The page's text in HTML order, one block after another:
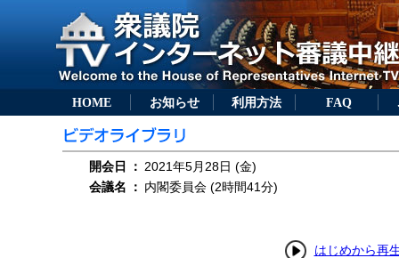
HOME お知らせ 利用方法 FAQ
開会日 ： 2021年5月28日 (金)
会議名
： 内閣委員会 (2時間41分)
はじめから再